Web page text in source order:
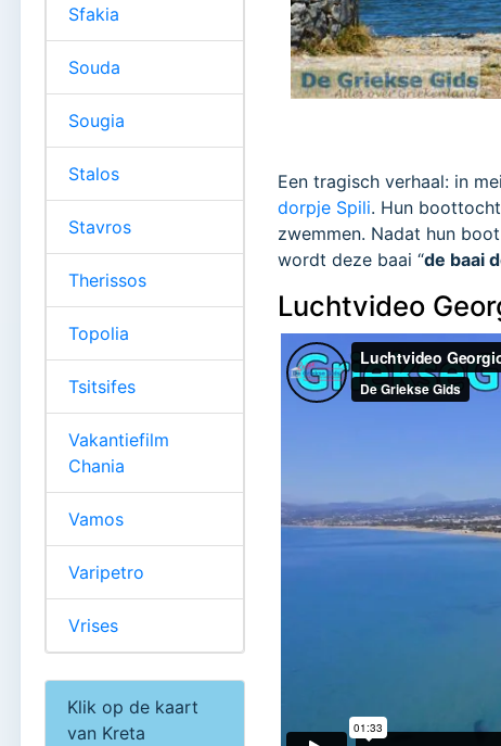
Een tragisch verhaal: in
dorpje Spili. Hun
zwemmen. Nadat hun
wordt deze baai “de baai
Luchtvideo
Sfakia
Souda
Sougia
Stalos
Stavros
Therissos
Topolia
Tsitsifes
Vakantiefilm
Chania
Vamos
Varipetro
Vrises
Klik op de kaart
van Kreta